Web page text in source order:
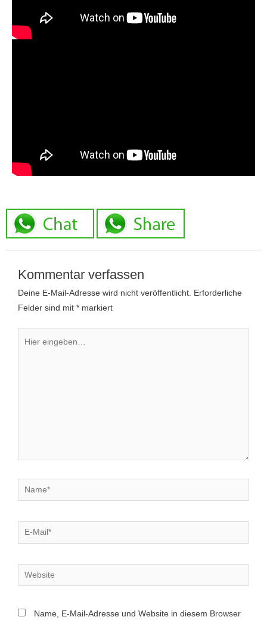
Kommentar verfassen
Deine E-Mail-Adresse wird nicht veröffentlicht. Erforderliche
Felder sind mit * markiert
Name, E-Mail-Adresse und Website in diesem Browser